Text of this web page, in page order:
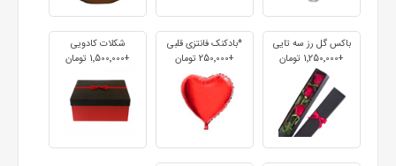
باکس گل رز سه تایی
+1٬250٬000 تومان
*بادکنک فانتزی قلبی
+250٬000 تومان
شکلات کادویی
+1٬500٬000 تومان